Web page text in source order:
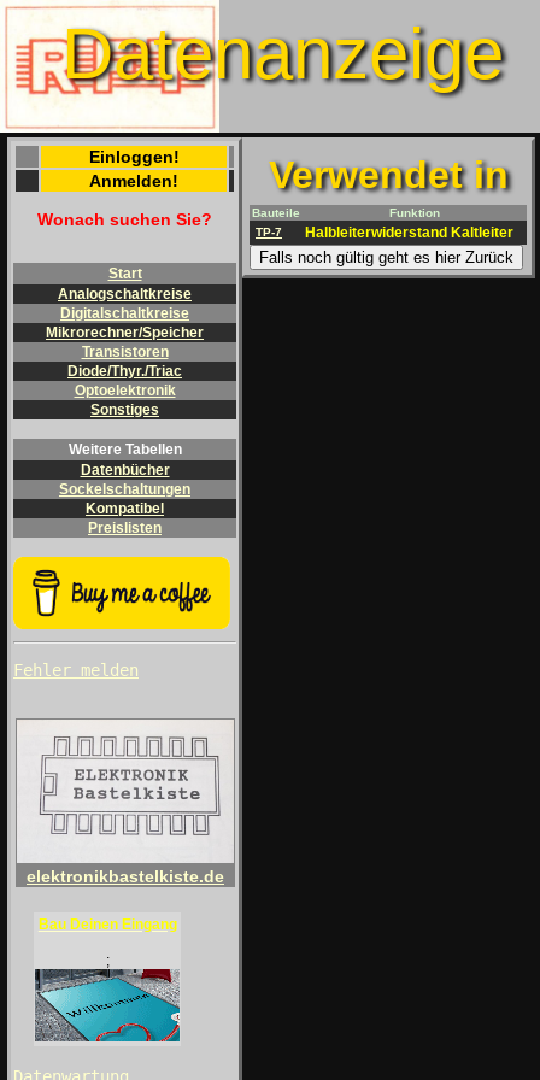
Datenanzeige
Einloggen!
Anmelden!
Wonach suchen Sie?
Start
Analogschaltkreise
Digitalschaltkreise
Mikrorechner/Speicher
Transistoren
Diode/Thyr./Triac
Optoelektronik
Sonstiges
Weitere Tabellen
Datenbücher
Sockelschaltungen
Kompatibel
Preislisten
Fehler melden
elektronikbastelkiste.de
Bau Deinen Eingang
;
Verwendet in
Bauteile
Funktion
TP-7
Halbleiterwiderstand Kaltleiter
Falls noch gültig geht es hier Zurück